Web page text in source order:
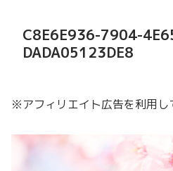
C8E6E936-7904-
DADA05123DE8
※アフィリエイト広告を利用し